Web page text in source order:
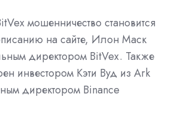
мошенничество становится
на сайте, Илон Маск
директором BitVex. Также
инвестором Кэти Вуд из Ark
директором Binance